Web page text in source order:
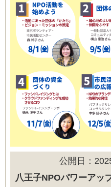
公開日：
八王子NPOパワーアッ